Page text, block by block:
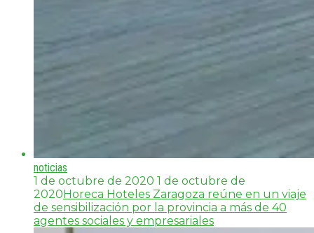
noticias
1 de octubre de 2020 1 de octubre de
2020 Horeca Hoteles Zaragoza reúne en un viaje
de sensibilización por la provincia a más de 40
agentes sociales y empresariales